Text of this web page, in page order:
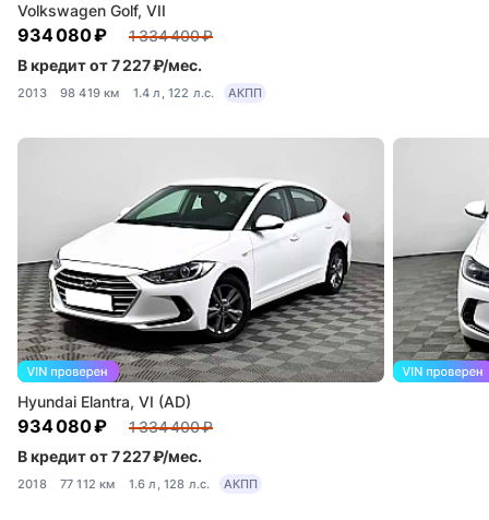
Volkswagen Golf, VII
934 080 ₽
1 334 400 ₽
В кредит от 7 227 ₽/мес.
2013 98 419 км 1.4 л, 122 л.с. АКПП
Hyundai Elantra, VI (AD)
934 080 ₽
1 334 400 ₽
В кредит от 7 227 ₽/мес.
2018 77 112 км 1.6 л, 128 л.с. АКПП